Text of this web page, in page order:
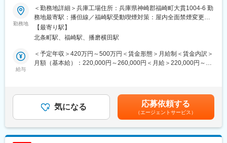
■入社を決めた理由
（1）社会貢献できる・お客様に喜んで頂ける
（2）安定性・信頼性
（3）面接官・人
（1）人間関係が良い、先輩が親切
（2）社会貢献できる、客様に喜んで頂ける・応援頂ける
https://www.youtube.com/watch?v=Ge4KiEjNYaM
■業務内容：
当社兵庫工場の品質試験スタッフとして各分析機器を使用した原
薬及び原薬製造用原料の分析をしていただきます。業務詳細は下
記になります。
・原料・製品の品質検定
・新しい製品の検査方法の策定
※使用装置（使用頻度の高い順）…HPLC、GC、IR、粒度分布
計、カールフィッシャー水分測定装置、UV計、イオンクロマトグ
勤務地
＜勤務地詳細＞兵庫工場住所：兵庫県神崎郡福崎町大貫1004-6 勤
務地最寄駅：播但線／福崎駅受動喫煙対策：屋内全面禁煙変更の
範囲：会社の定める事業所
【最寄り駅】
北条町駅、福崎駅、播磨横田駅
給与
＜予定年収＞420万円～500万円＜賃金形態＞月給制＜賃金内訳＞
月額（基本給）：220,000円～260,000円＜月給＞220,000円～
あり、選考を通じて上下する可能性があります。月給(月額)は固定
手当を含めた表記です。
気になる 応募依頼する
（エージェントサービス）